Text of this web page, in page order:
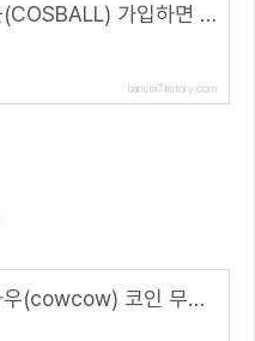
앱테크, 코즈볼(COSBALL) 가입하면 10 코인 지급( 추천코드 : CBB2317 )
barista7.tistory.com
앱테크, 카우카우(cowcow) 코인 무료채굴( 추천코드 : REFU4D )